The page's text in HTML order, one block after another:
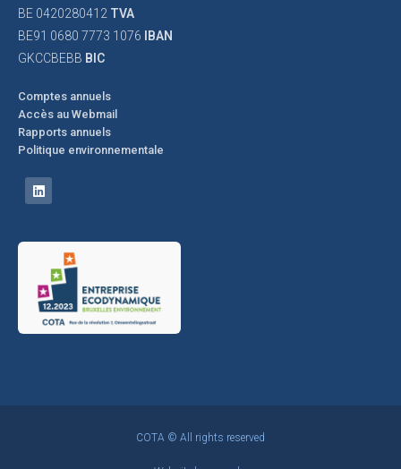
BE 0420280412 TVA
BE91 0680 7773 1076
IBAN
GKCCBEBB BIC
Comptes annuels
Accès au Webmail
Rapports annuels
Politique environnementale
COTA © All rights reserved